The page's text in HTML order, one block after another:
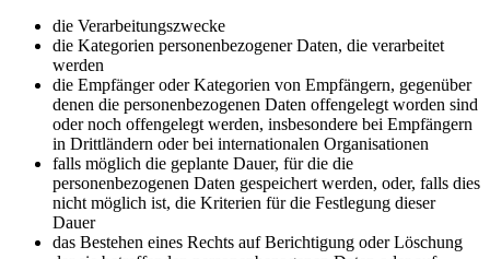
die Verarbeitungszwecke
die Kategorien personenbezogener Daten, die verarbeitet
werden
die Empfänger oder Kategorien von Empfängern, gegenüber
denen die personenbezogenen Daten offengelegt worden sind
oder noch offengelegt werden, insbesondere bei Empfängern
in Drittländern oder bei internationalen Organisationen
falls möglich die geplante Dauer, für die die
personenbezogenen Daten gespeichert werden, oder, falls dies
nicht möglich ist, die Kriterien für die Festlegung dieser
Dauer
das Bestehen eines Rechts auf Berichtigung oder Löschung